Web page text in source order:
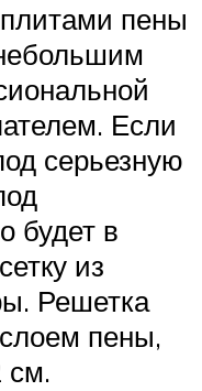
пены
Если
серьезную
будет в
из
Решетка
пены,
см.